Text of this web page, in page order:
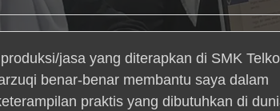
jasa yang diterapkan di SMK
benar-benar membantu saya dalam
praktis yang dibutuhkan di